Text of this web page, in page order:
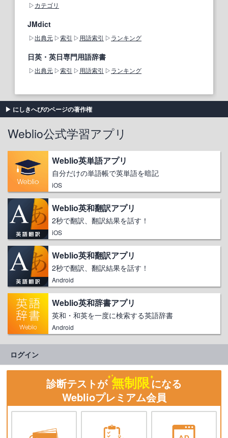
カテゴリ
JMdict
出典元 索引 用語索引 ランキング
日英・英日専門用語辞書
出典元 索引 用語索引 ランキング
にしきへびのページの著作権
Weblio公式学習アプリ
Weblio英単語アプリ
自分だけの単語帳で英単語を暗記
iOS
Weblio英和翻訳アプリ
2秒で翻訳、翻訳結果を話す！
iOS
Weblio英和翻訳アプリ
2秒で翻訳、翻訳結果を話す！
Android
Weblio英和辞書アプリ
英和・和英を一度に検索する英語辞書
Android
ログイン
診断テストが 無制限になる
Weblioプレミアム会員